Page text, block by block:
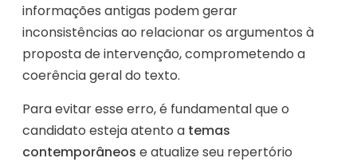
informações antigas podem gerar
inconsistências ao relacionar os argumentos à
proposta de intervenção, comprometendo a
coerência geral do texto.
Para evitar esse erro, é fundamental que o
candidato esteja atento a temas
contemporâneos e atualize seu repertório